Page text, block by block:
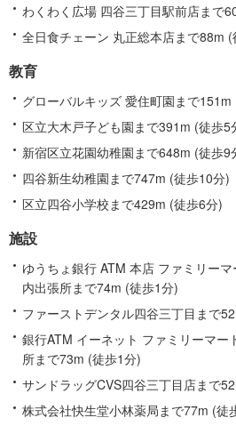
わくわく広場 四谷三丁目駅前店まで
全日食チェーン 丸正総本店まで88m (
教育
グローバルキッズ 愛住町園まで151m
区立大木戸子ども園まで391m (徒歩5
新宿区立花園幼稚園まで648m (徒歩9
四谷新生幼稚園まで747m (徒歩10分)
区立四谷小学校まで429m (徒歩6分)
施設
ゆうちょ銀行 ATM 本店 ファミリー
内出張所まで74m (徒歩1分)
ファーストデンタル四谷三丁目まで
銀行ATM イーネット ファミリーマー
所まで73m (徒歩1分)
サンドラッグCVS四谷三丁目店まで
株式会社快生堂小林薬局まで77m (徒